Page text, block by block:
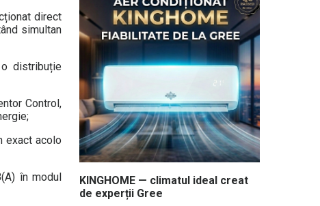
direct
simultan
distribuție
Control,
exact acolo
în modul
KINGHOME — climatul ideal creat
de experții Gree